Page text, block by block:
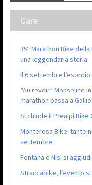
Gare
35ª Marathon Bike
una leggendaria storia
Il 6 settembre l’esordio
“Au revoir” Monselice
marathon passa a Gallio
Si chiude il Prealpi Bike
Monterosa Bike: tante
settembre
Fontana e Nisi si
Straccabike, l’evento si